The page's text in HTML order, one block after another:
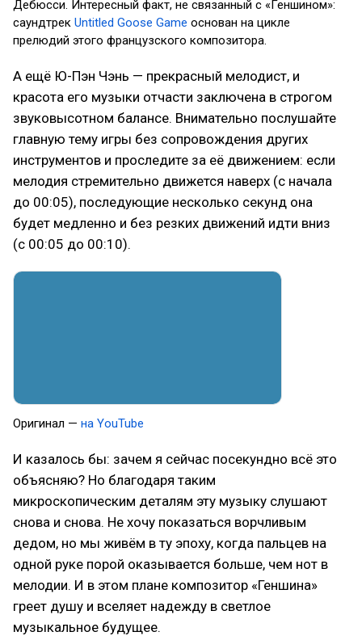
Дебюсси. Интересный факт, не связанный с «Геншином»:
саундтрек Untitled Goose Game основан на цикле
прелюдий этого французского композитора.
А ещё Ю-Пэн Чэнь — прекрасный мелодист, и
красота его музыки отчасти заключена в строгом
звуковысотном балансе. Внимательно послушайте
главную тему игры без сопровождения других
инструментов и проследите за её движением: если
мелодия стремительно движется наверх (с начала
до 00:05), последующие несколько секунд она
будет медленно и без резких движений идти вниз
(с 00:05 до 00:10).
Оригинал — на YouTube
И казалось бы: зачем я сейчас посекундно всё это
объясняю? Но благодаря таким
микроскопическим деталям эту музыку слушают
снова и снова. Не хочу показаться ворчливым
дедом, но мы живём в ту эпоху, когда пальцев на
одной руке порой оказывается больше, чем нот в
мелодии. И в этом плане композитор «Геншина»
греет душу и вселяет надежду в светлое
музыкальное будущее.